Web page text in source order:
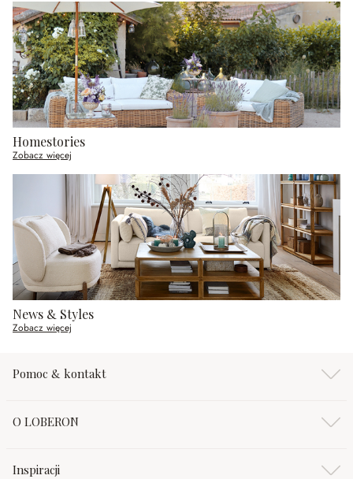
Homestories
Zobacz więcej
News & Styles
Zobacz więcej
Pomoc & kontakt
O LOBERON
Inspiracji